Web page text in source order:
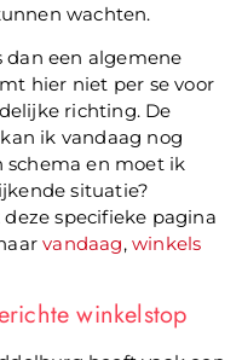
wachten.
dan een algemene
hier niet per se voor
richting. De
ik vandaag nog
en moet ik
situatie?
specifieke pagina
vandaag,winkels
winkelstop